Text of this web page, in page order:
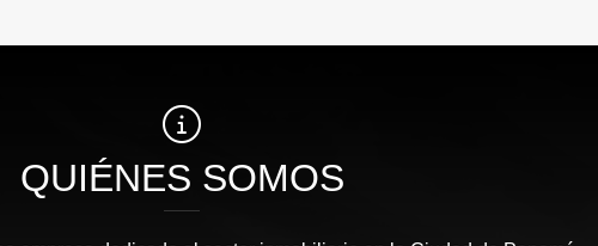
QUIÉNES SOMOS